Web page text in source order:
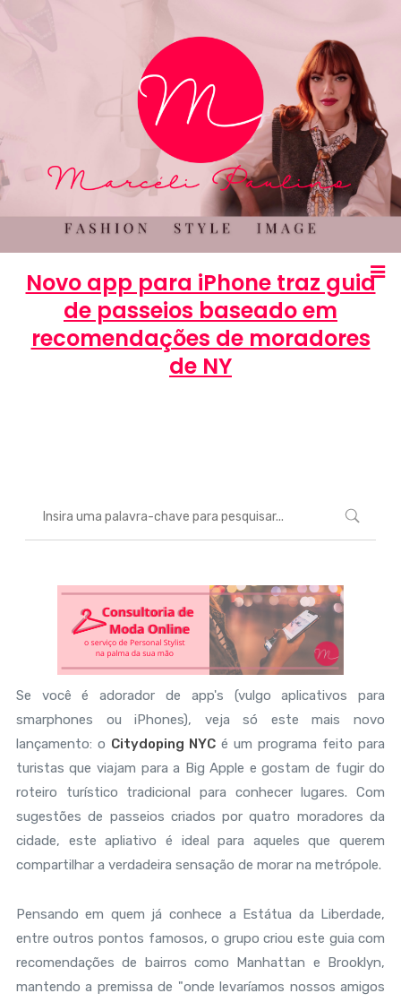
Novo app para iPhone traz guia
de passeios baseado em
recomendações de moradores
de NY
Se você é adorador de app's (vulgo aplicativos para
smarphones ou iPhones), veja só este mais novo
lançamento: o Citydoping NYC é um programa feito para
turistas que viajam para a Big Apple e gostam de fugir do
roteiro turístico tradicional para conhecer lugares. Com
sugestões de passeios criados por quatro moradores da
cidade, este apliativo é ideal para aqueles que querem
compartilhar a verdadeira sensação de morar na metrópole.
Pensando em quem já conhece a Estátua da Liberdade,
entre outros pontos famosos, o grupo criou este guia com
recomendações de bairros como Manhattan e Brooklyn,
mantendo a premissa de "onde levaríamos nossos amigos